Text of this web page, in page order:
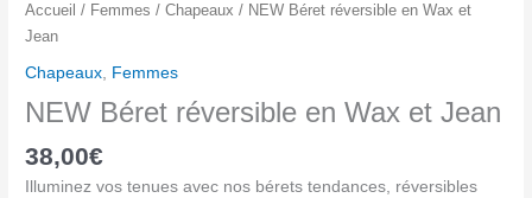
Accueil / Femmes /Chapeaux / NEW Béret réversible en Wax et
Jean
Chapeaux Femmes
NEW Béret réversible en Wax et Jean
38,00€
Illuminez vos tenues avec nos bérets tendances, réversibles